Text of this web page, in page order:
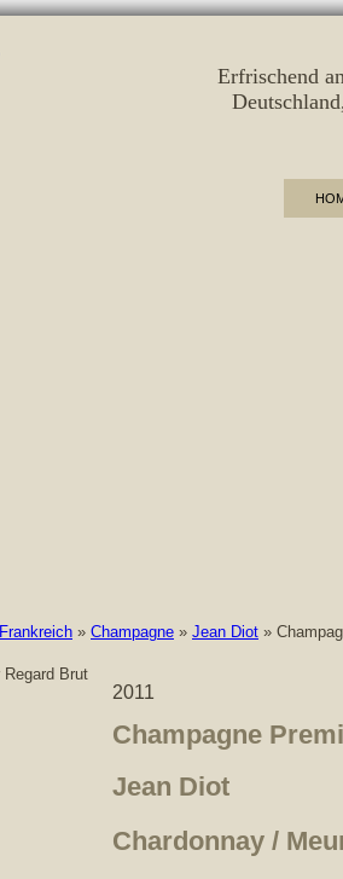
Erfrischend
Deutschland
Frankreich » Champagne » Jean Diot »
2011
Champagne
Jean Diot
Chardonnay /